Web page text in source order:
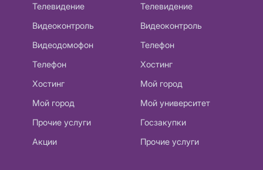
Телевидение
Видеоконтроль
Видеодомофон
Телефон
Хостинг
Мой город
Прочие услуги
Акции
Телевидение
Видеоконтроль
Телефон
Хостинг
Мой город
Мой университет
Госзакупки
Прочие услуги